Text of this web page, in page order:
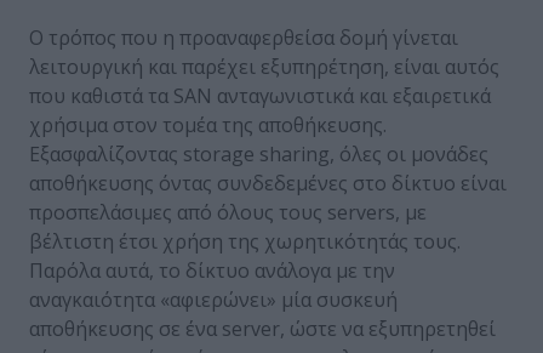
Ο τρόπος που η προαναφερθείσα δομή γίνεται
λειτουργική και παρέχει εξυπηρέτηση, είναι αυτός
που καθιστά τα SAN ανταγωνιστικά και εξαιρετικά
χρήσιμα στον τομέα της αποθήκευσης.
Εξασφαλίζοντας storage sharing, όλες οι μονάδες
αποθήκευσης όντας συνδεδεμένες στο δίκτυο είναι
προσπελάσιμες από όλους τους servers, με
βέλτιστη έτσι χρήση της χωρητικότητάς τους.
Παρόλα αυτά, το δίκτυο ανάλογα με την
αναγκαιότητα «αφιερώνει» μία συσκευή
αποθήκευσης σε ένα server, ώστε να εξυπηρετηθεί